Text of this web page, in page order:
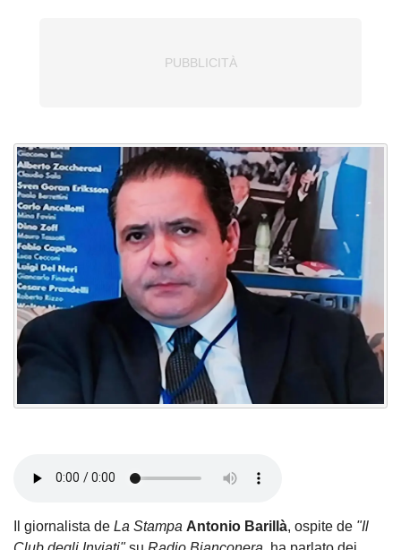
Il giornalista de La Stampa Antonio Barillà, ospite de "Il